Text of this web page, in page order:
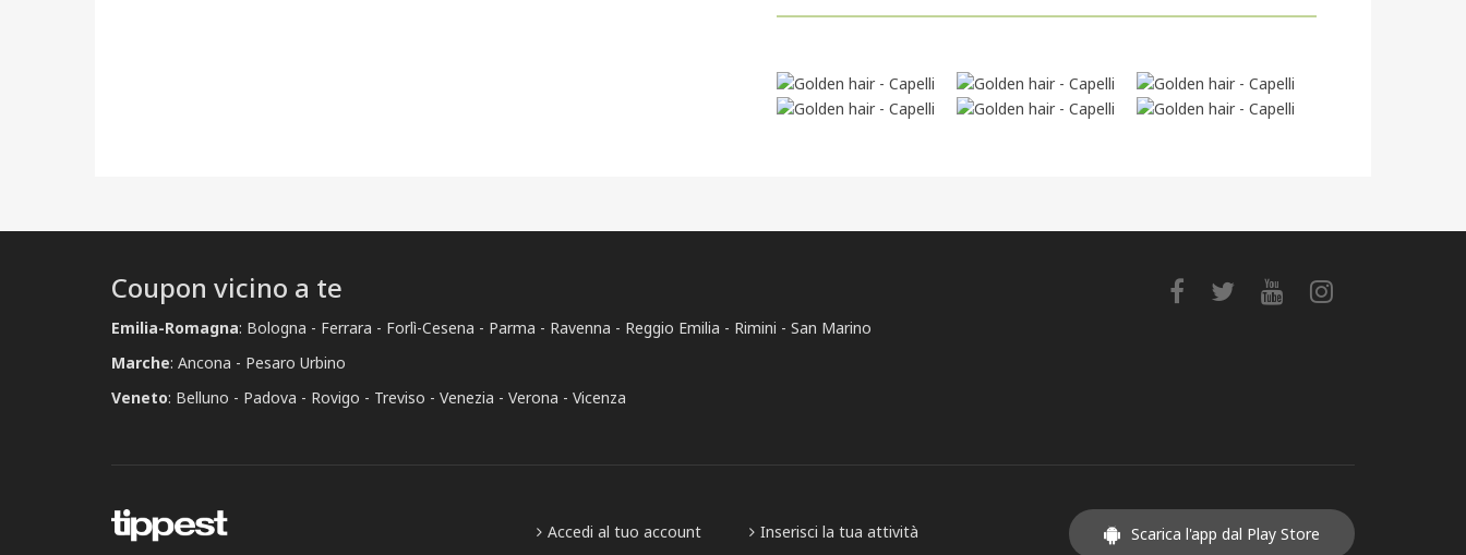
Coupon vicino a te
Emilia-Romagna: Bologna Ferrara Forlì-Cesena Parma Ravenna Reggio Emilia Rimini
San Marino
Marche: Ancona
Pesaro Urbino
Veneto: Belluno Padova Rovigo Treviso Venezia Verona Vicenza
Accedi al tuo account
Inserisci la tua attività
Scarica l'app dal Play Store